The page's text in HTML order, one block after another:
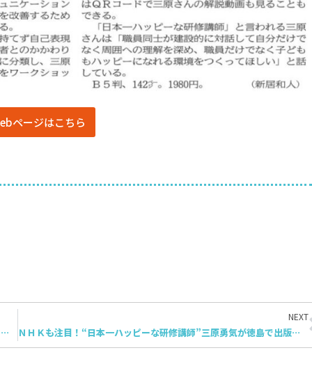
ページはこちら
Yahoo!ニュースに掲載！横浜市のショッピングモールで250名超の親子イベントでダンスパフォーマンス
NEXT
ＮＨＫも注目！“日本一ハッピーな研修講師”三原勇気が徳島で出版記念イベント開催｜保育士のチームワーク改革を伝える一日